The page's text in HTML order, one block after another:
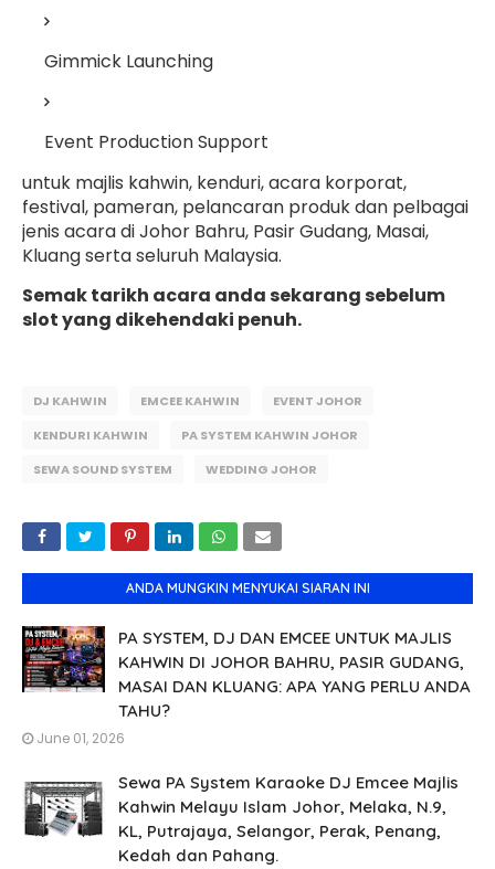
Gimmick Launching
Event Production Support
untuk majlis kahwin, kenduri, acara korporat,
festival, pameran, pelancaran produk dan pelbagai
jenis acara di Johor Bahru, Pasir Gudang, Masai,
Kluang serta seluruh Malaysia.
Semak tarikh acara anda sekarang sebelum
slot yang dikehendaki penuh.
DJ KAHWIN EMCEE KAHWIN
EVENT JOHOR
KENDURI KAHWIN
PA SYSTEM KAHWIN JOHOR
SEWA SOUND SYSTEM
WEDDING JOHOR
ANDA MUNGKIN MENYUKAI SIARAN INI
PA SYSTEM, DJ DAN EMCEE UNTUK MAJLIS
KAHWIN DI JOHOR BAHRU, PASIR GUDANG,
MASAI DAN KLUANG: APA YANG PERLU ANDA
TAHU?
June 01, 2026
Sewa PA System Karaoke DJ Emcee Majlis
Kahwin Melayu Islam Johor, Melaka, N.9,
KL, Putrajaya, Selangor, Perak, Penang,
Kedah dan Pahang.